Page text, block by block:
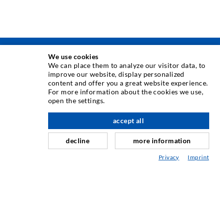
TECHNIKA INIEKCJI
Uszczelnienie poziome
Naprawa fug
Górnictwo i budowa tuneli
We use cookies
We can place them to analyze our visitor data, to
improve our website, display personalized
content and offer you a great website experience.
For more information about the cookies we use,
open the settings.
decline
accept all
more information
Privacy Imprint